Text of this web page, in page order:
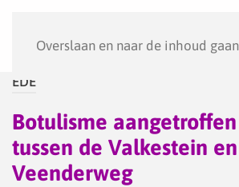
Overslaan en naar de inhoud gaan
EDE
Botulisme
tussen de Valkestein en
Veenderweg